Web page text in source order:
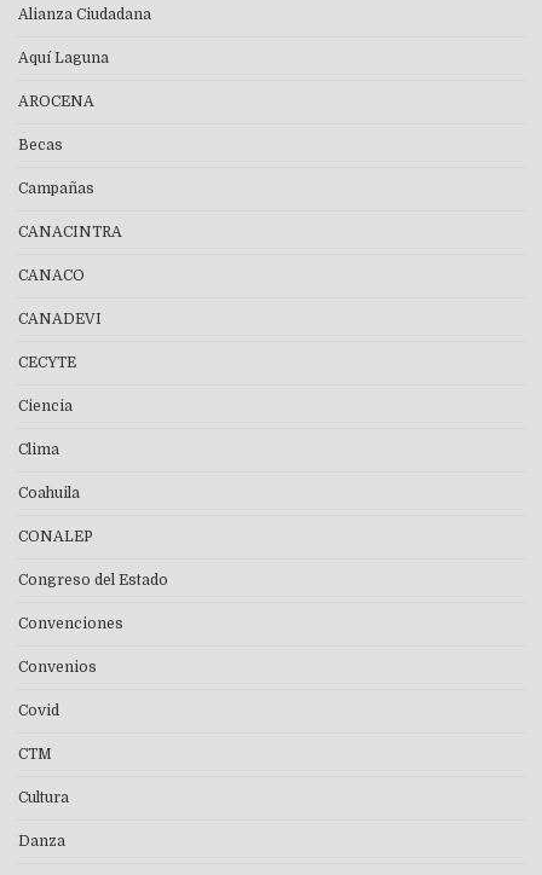
Alianza Ciudadana
Aquí Laguna
AROCENA
Becas
Campañas
CANACINTRA
CANACO
CANADEVI
CECYTE
Ciencia
Clima
Coahuila
CONALEP
Congreso del Estado
Convenciones
Convenios
Covid
CTM
Cultura
Danza